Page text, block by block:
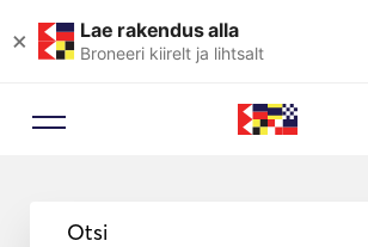
× Lae rakendus alla
Broneeri kiirelt ja lihtsalt
Otsi